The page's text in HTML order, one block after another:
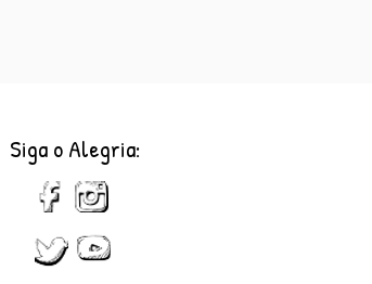
Siga o Alegria: